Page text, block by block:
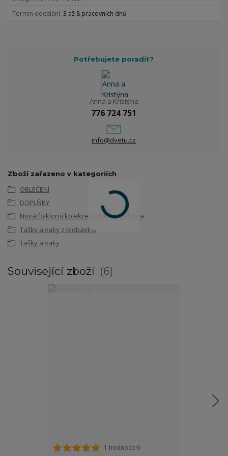
Termín odeslání 3 až 8 pracovních dnů
Potřebujete poradit?
Anna a Kristýna
776 724 751
info@dvetu.cz
Zboží zařazeno v kategoriích
OBLEČENÍ
DOPLŇKY
Nová folklorní kolekce: Folklor & pohoda
Tašky a vaky z biobavlny
Tašky a vaky
Související zboží 6
1 hodnocení